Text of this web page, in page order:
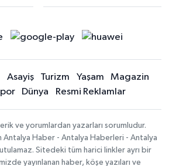
Asayiş Turizm Yaşam
Magazin
Dünya Resmi Reklamlar
ve yorumlardan yazarları sorumludur.
Antalya Haber - Antalya Haberleri - Antalya
Sitedeki tüm harici linkler ayrı bir
yayınlanan haber, köşe yazıları ve